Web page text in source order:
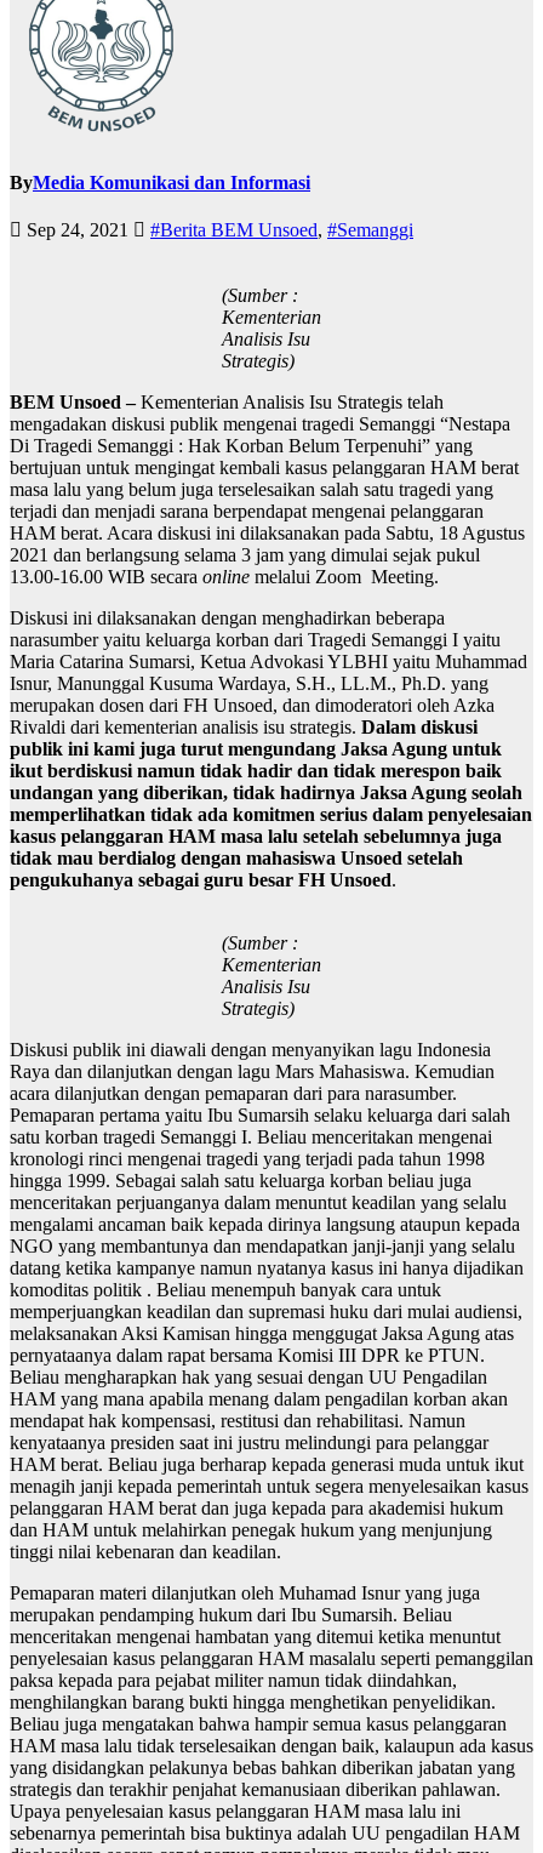
ByMedia Komunikasi dan Informasi
Sep 24, 2021 #Berita BEM Unsoed, #Semanggi
(Sumber :
Kementerian
Analisis Isu
Strategis)
BEM Unsoed –Kementerian Analisis Isu Strategis telah
mengadakan diskusi publik mengenai tragedi Semanggi “Nestapa
Di Tragedi Semanggi : Hak Korban Belum Terpenuhi” yang
bertujuan untuk mengingat kembali kasus pelanggaran HAM berat
masa lalu yang belum juga terselesaikan salah satu tragedi yang
terjadi dan menjadi sarana berpendapat mengenai pelanggaran
HAM berat. Acara diskusi ini dilaksanakan pada Sabtu, 18 Agustus
2021 dan berlangsung selama 3 jam yang dimulai sejak pukul
13.00-16.00 WIB secara online melalui Zoom Meeting.
Diskusi ini dilaksanakan dengan menghadirkan beberapa
narasumber yaitu keluarga korban dari Tragedi Semanggi I yaitu
Maria Catarina Sumarsi, Ketua Advokasi YLBHI yaitu Muhammad
Isnur, Manunggal Kusuma Wardaya, S.H., LL.M., Ph.D. yang
merupakan dosen dari FH Unsoed, dan dimoderatori oleh Azka
Rivaldi dari kementerian analisis isu strategis. Dalam diskusi
publik ini kami juga turut mengundang Jaksa Agung untuk
ikut berdiskusi namun tidak hadir dan tidak merespon baik
undangan yang diberikan, tidak hadirnya Jaksa Agung seolah
memperlihatkan tidak ada komitmen serius dalam penyelesaian
kasus pelanggaran HAM masa lalu setelah sebelumnya juga
tidak mau berdialog dengan mahasiswa Unsoed setelah
pengukuhanya sebagai guru besar FH Unsoed.
(Sumber :
Kementerian
Analisis Isu
Strategis)
Diskusi publik ini diawali dengan menyanyikan lagu Indonesia
Raya dan dilanjutkan dengan lagu Mars Mahasiswa. Kemudian
acara dilanjutkan dengan pemaparan dari para narasumber.
Pemaparan pertama yaitu Ibu Sumarsih selaku keluarga dari salah
satu korban tragedi Semanggi I. Beliau menceritakan mengenai
kronologi rinci mengenai tragedi yang terjadi pada tahun 1998
hingga 1999. Sebagai salah satu keluarga korban beliau juga
menceritakan perjuanganya dalam menuntut keadilan yang selalu
mengalami ancaman baik kepada dirinya langsung ataupun kepada
NGO yang membantunya dan mendapatkan janji-janji yang selalu
datang ketika kampanye namun nyatanya kasus ini hanya dijadikan
komoditas politik . Beliau menempuh banyak cara untuk
memperjuangkan keadilan dan supremasi huku dari mulai audiensi,
melaksanakan Aksi Kamisan hingga menggugat Jaksa Agung atas
pernyataanya dalam rapat bersama Komisi III DPR ke PTUN.
Beliau mengharapkan hak yang sesuai dengan UU Pengadilan
HAM yang mana apabila menang dalam pengadilan korban akan
mendapat hak kompensasi, restitusi dan rehabilitasi. Namun
kenyataanya presiden saat ini justru melindungi para pelanggar
HAM berat. Beliau juga berharap kepada generasi muda untuk ikut
menagih janji kepada pemerintah untuk segera menyelesaikan kasus
pelanggaran HAM berat dan juga kepada para akademisi hukum
dan HAM untuk melahirkan penegak hukum yang menjunjung
tinggi nilai kebenaran dan keadilan.
Pemaparan materi dilanjutkan oleh Muhamad Isnur yang juga
merupakan pendamping hukum dari Ibu Sumarsih. Beliau
menceritakan mengenai hambatan yang ditemui ketika menuntut
penyelesaian kasus pelanggaran HAM masalalu seperti pemanggilan
paksa kepada para pejabat militer namun tidak diindahkan,
menghilangkan barang bukti hingga menghetikan penyelidikan.
Beliau juga mengatakan bahwa hampir semua kasus pelanggaran
HAM masa lalu tidak terselesaikan dengan baik, kalaupun ada kasus
yang disidangkan pelakunya bebas bahkan diberikan jabatan yang
strategis dan terakhir penjahat kemanusiaan diberikan pahlawan.
Upaya penyelesaian kasus pelanggaran HAM masa lalu ini
sebenarnya pemerintah bisa buktinya adalah UU pengadilan HAM